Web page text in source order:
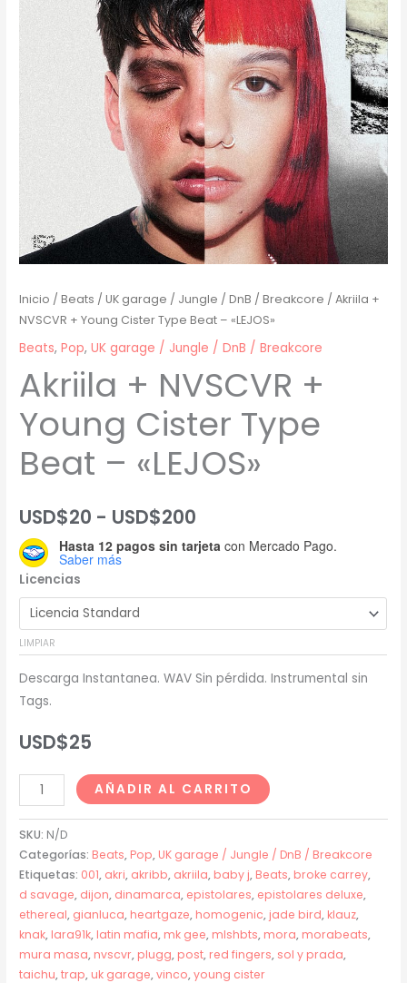
Inicio /Beats /UK garage / Jungle / DnB / Breakcore / Akriila +
NVSCVR + Young Cister Type Beat – «LEJOS»
Beats,Pop,UK garage / Jungle / DnB / Breakcore
Akriila + NVSCVR +
Young Cister Type
Beat – «LEJOS»
USD$20 - USD$200
de
USD$20
hasta
Hasta 12 pagos sin tarjeta con Mercado Pago.
Saber más
Licencias
LIMPIAR
Descarga Instantanea. WAV Sin pérdida. Instrumental sin
Tags.
USD$25
Akriila
+
NVSCVR
+
Young
Cister
Type
Beat
-
AÑADIR AL CARRITO
SKU: N/D
Categorías: Beats, Pop, UK garage / Jungle / DnB / Breakcore
Etiquetas: 001, akri, akribb, akriila, baby j, Beats, broke carrey,
d savage, dijon, dinamarca, epistolares, epistolares deluxe,
ethereal, gianluca, heartgaze, homogenic, jade bird, klauz,
knak, lara91k, latin mafia, mk gee, mlshbts, mora, morabeats,
mura masa, nvscvr, plugg, post, red fingers, sol y prada,
taichu,trap, uk garage,vinco,young cister